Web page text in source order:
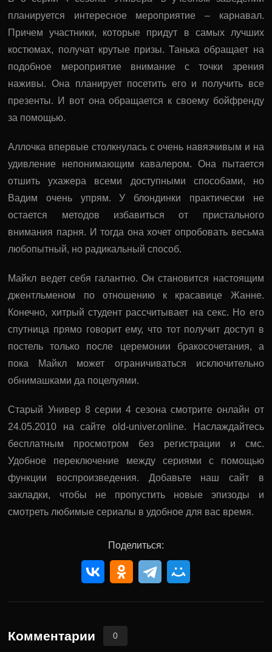
планируется интересное мероприятие – карнавал.
Причем участники, которые придут в самых лучших
костюмах, получат крутые призы. Танька обращает на
подобное мероприятие внимание с точки зрения
наживы. Она планирует посетить его и получить все
презенты. И вот она обращается к своему бойфренду
за помощью.
Аллочка впервые столкнулась с очень навязчивым и на
удивление непонимающим кавалером. Она пытается
отшить ухажера всеми доступными способами, но
Вадим очень упрям. У блондинки практически не
остается методов избавиться от пристального
внимания парня. И тогда она хочет опробовать весьма
любопытный, но радикальный способ.
Майкл ведет себя галантно. Он становится настоящим
джентльменом по отношению к красавице Жанне.
Конечно, хитрый студент рассчитывает на секс. Но его
спутница прямо говорит ему, что тот получит доступ в
постель только после церемонии бракосочетания, а
пока Майкл может ограничиваться исключительно
обнимашками да поцелуями.
Старый Универ 8 серии 4 сезона смотрите онлайн от
24.05.2010 на сайте old-univer.online. Наслаждайтесь
бесплатным просмотром без регистрации и смс.
Удобное переключение между сериями с помощью
функции воспроизведения. Добавьте наш сайт в
закладки, чтобы не пропустить новые эпизоды и
смотреть любимые сериалы в удобное для вас время.
Поделиться:
Комментарии 0